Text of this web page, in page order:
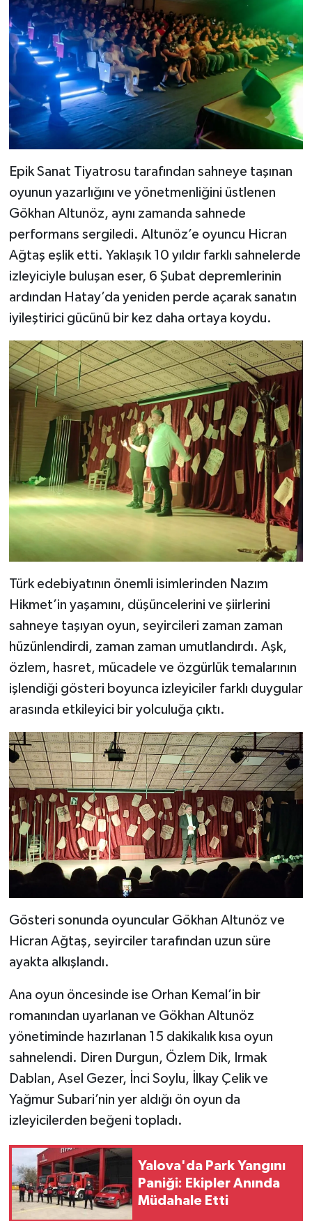
Epik Sanat Tiyatrosu tarafından sahneye taşınan
oyunun yazarlığını ve yönetmenliğini üstlenen
Gökhan Altunöz, aynı zamanda sahnede
performans sergiledi. Altunöz’e oyuncu Hicran
Ağtaş eşlik etti. Yaklaşık 10 yıldır farklı sahnelerde
izleyiciyle buluşan eser, 6 Şubat depremlerinin
ardından Hatay’da yeniden perde açarak sanatın
iyileştirici gücünü bir kez daha ortaya koydu.
Türk edebiyatının önemli isimlerinden Nazım
Hikmet’in yaşamını, düşüncelerini ve şiirlerini
sahneye taşıyan oyun, seyircileri zaman zaman
hüzünlendirdi, zaman zaman umutlandırdı. Aşk,
özlem, hasret, mücadele ve özgürlük temalarının
işlendiği gösteri boyunca izleyiciler farklı duygular
arasında etkileyici bir yolculuğa çıktı.
Gösteri sonunda oyuncular Gökhan Altunöz ve
Hicran Ağtaş, seyirciler tarafından uzun süre
ayakta alkışlandı.
Ana oyun öncesinde ise Orhan Kemal’in bir
romanından uyarlanan ve Gökhan Altunöz
yönetiminde hazırlanan 15 dakikalık kısa oyun
sahnelendi. Diren Durgun, Özlem Dik, Irmak
Dablan, Asel Gezer, İnci Soylu, İlkay Çelik ve
Yağmur Subari’nin yer aldığı ön oyun da
izleyicilerden beğeni topladı.
Yalova'da Park Yangını
Paniği: Ekipler Anında
Müdahale Etti